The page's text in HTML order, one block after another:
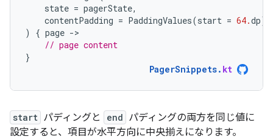
state = pagerState,
contentPadding = PaddingValues(start = 64.dp),
)
{ page -
// page content
}
PagerSnippets. kt
start パディングと end パディングの両方を同じ値に
設定すると、項目が水平方向に中央揃えになります。